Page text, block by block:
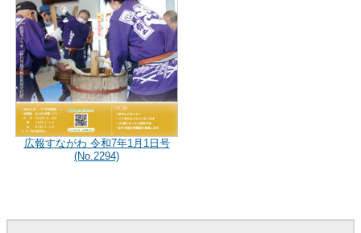
広報すながわ 令和7年1月1日号
(No.2294)